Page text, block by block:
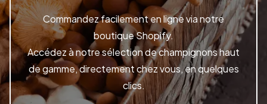
Commandez facilement en ligne via notre
boutique Shopify.
Accédez à notre sélection de champignons haut
de gamme, directement chez vous, en quelques
clics.